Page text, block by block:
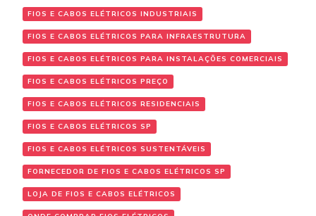
FIOS E CABOS ELÉTRICOS INDUSTRIAIS
FIOS E CABOS ELÉTRICOS PARA INFRAESTRUTURA
FIOS E CABOS ELÉTRICOS PARA INSTALAÇÕES COMERCIAIS
FIOS E CABOS ELÉTRICOS PREÇO
FIOS E CABOS ELÉTRICOS RESIDENCIAIS
FIOS E CABOS ELÉTRICOS SP
FIOS E CABOS ELÉTRICOS SUSTENTÁVEIS
FORNECEDOR DE FIOS E CABOS ELÉTRICOS SP
LOJA DE FIOS E CABOS ELÉTRICOS